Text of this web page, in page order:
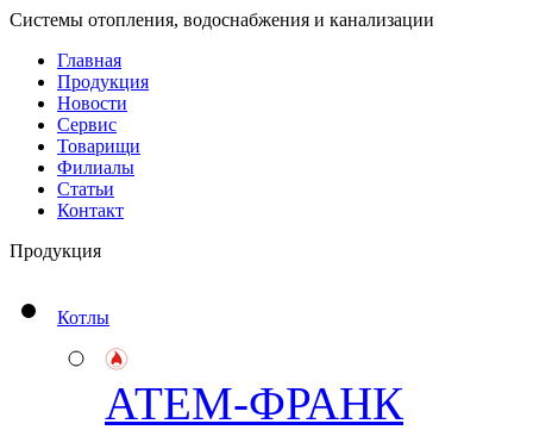
Системы отопления, водоснабжения и канализации
Главная
Продукция
Новости
Сервис
Товарищи
Филиалы
Статьи
Контакт
Продукция
Котлы
АТЕМ-ФРАНК